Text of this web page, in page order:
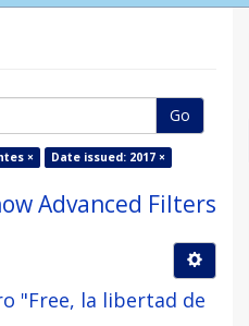
Go
× Date issued: 2017 ×
Advanced Filters
"Free, la libertad de